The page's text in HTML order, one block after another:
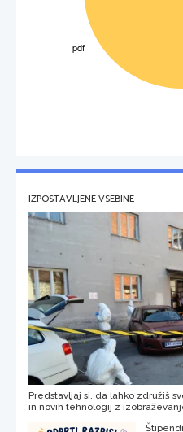
IZPOSTAVLJENE VSEBINE
Predstavljaj si, da lahko združiš
in novih tehnologij z